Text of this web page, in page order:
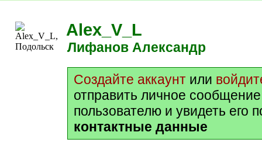
Alex_V_L
Лифанов Александр
Создайте аккаунт или
отправить личное
пользователю и увидеть его
контактные данные